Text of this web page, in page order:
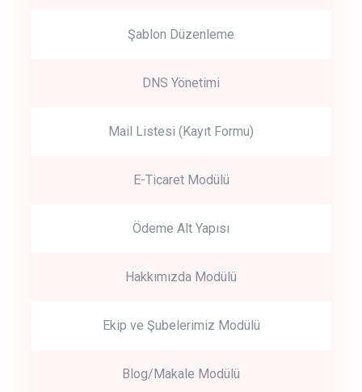
Şablon Düzenleme
DNS Yönetimi
Mail Listesi (Kayıt Formu)
E-Ticaret Modülü
Ödeme Alt Yapısı
Hakkımızda Modülü
Ekip ve Şubelerimiz Modülü
Blog/Makale Modülü